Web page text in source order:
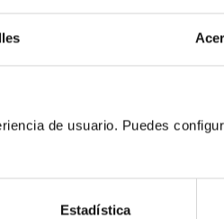
de usuario. Puedes
Estadística
Entrar con ACA